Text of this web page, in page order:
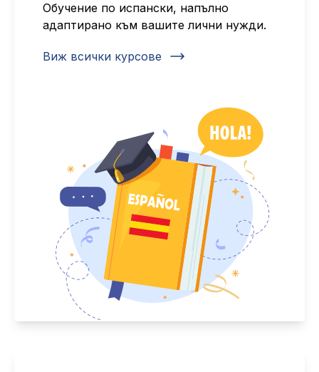
Обучение по испански, напълно
адаптирано към вашите лични нужди.
Виж всички курсове